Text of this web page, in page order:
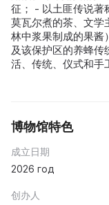
征； - 以土匪传说著
莫瓦尔煮的茶、文学
林中浆果制成的果
及该保护区的养蜂
活、传统、仪式和手
博物馆特色
成立日期
2026 год
创办人